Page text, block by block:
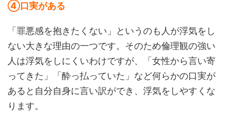
④口実がある
「罪悪感を抱きたくない」というのも人が浮気をし
ない大きな理由の一つです。そのため倫理観の強い
人は浮気をしにくいわけですが、「女性から言い寄
ってきた」「酔っ払っていた」など何らかの口実が
あると自分自身に言い訳ができ、浮気をしやすくな
ります。